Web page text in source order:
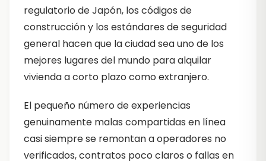
regulatorio de Japón, los códigos de
construcción y los estándares de seguridad
general hacen que la ciudad sea uno de los
mejores lugares del mundo para alquilar
vivienda a corto plazo como extranjero.
El pequeño número de experiencias
genuinamente malas compartidas en línea
casi siempre se remontan a operadores no
verificados, contratos poco claros o fallas en